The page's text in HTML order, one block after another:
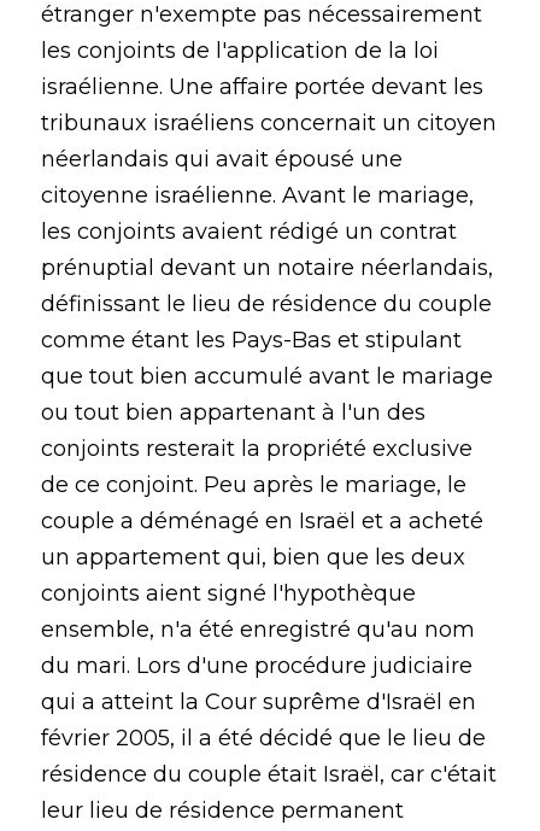
étranger n'exempte pas nécessairement
les conjoints de l'application de la loi
israélienne. Une affaire portée devant les
tribunaux israéliens concernait un citoyen
néerlandais qui avait épousé une
citoyenne israélienne. Avant le mariage,
les conjoints avaient rédigé un contrat
prénuptial devant un notaire néerlandais,
définissant le lieu de résidence du couple
comme étant les Pays-Bas et stipulant
que tout bien accumulé avant le mariage
ou tout bien appartenant à l'un des
conjoints resterait la propriété exclusive
de ce conjoint. Peu après le mariage, le
couple a déménagé en Israël et a acheté
un appartement qui, bien que les deux
conjoints aient signé l'hypothèque
ensemble, n'a été enregistré qu'au nom
du mari. Lors d'une procédure judiciaire
qui a atteint la Cour suprême d'Israël en
février 2005, il a été décidé que le lieu de
résidence du couple était Israël, car c'était
leur lieu de résidence permanent